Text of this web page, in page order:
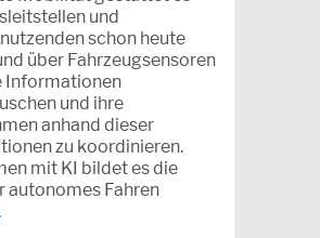
und
schon heute
über Fahrzeugsensoren
Informationen
und ihre
anhand dieser
zu koordinieren.
mit KI bildet es die
autonomes Fahren